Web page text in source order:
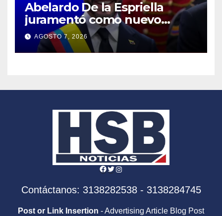
Abelardo De la Espriella
juramentó como nuevo
presidente de Colombia
2026- 2030
AGOSTO 7, 2026
Facebook
Twitter
Instagram
Contáctanos: 3138282538 - 3138284745
Post or Link Insertion - Advertising Article Blog Post